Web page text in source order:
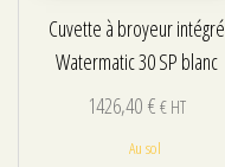
Cuvette à broyeur intégré
Watermatic 30 SP blanc
1426,40 € € HT
Au sol